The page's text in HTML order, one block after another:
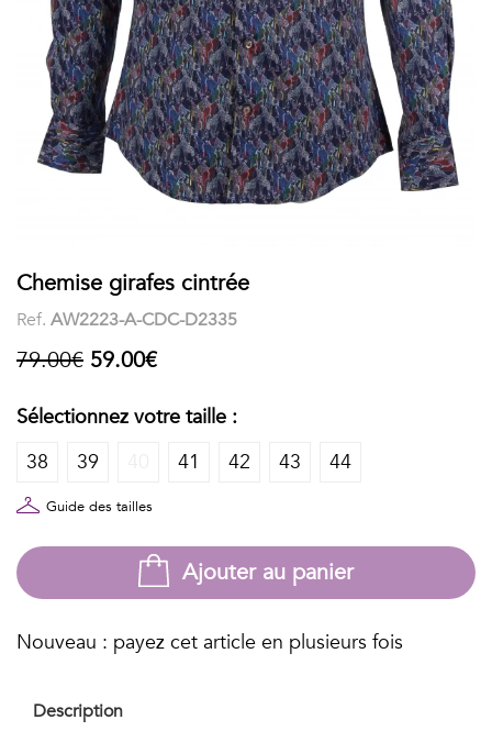
Stand-
Voir
LES
IMPRIMÉES
Faune
&
Flore
Géométriques
Talents
&
Métiers
motifs
courtes
POLOS
FEMME
Chaussettes
Boxers
Accessoires
Chemise girafes cintrée
Ref. AW2223-A-CDC-D2335
79.00€ 59.00€
Sélectionnez votre taille :
38
39 41 42 43 44
Guide des tailles
Ajouter au panier
Nouveau : payez cet article en plusieurs fois
Description